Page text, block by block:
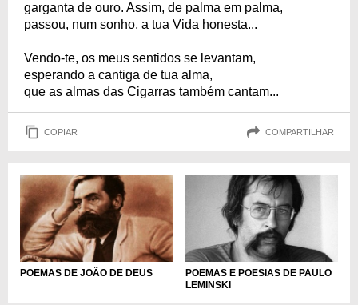
garganta de ouro. Assim, de palma em palma,
passou, num sonho, a tua Vida honesta...
Vendo-te, os meus sentidos se levantam,
esperando a cantiga de tua alma,
que as almas das Cigarras também cantam...
COPIAR COMPARTILHAR
POEMAS DE JOÃO DE DEUS
POEMAS E POESIAS DE PAULO
LEMINSKI